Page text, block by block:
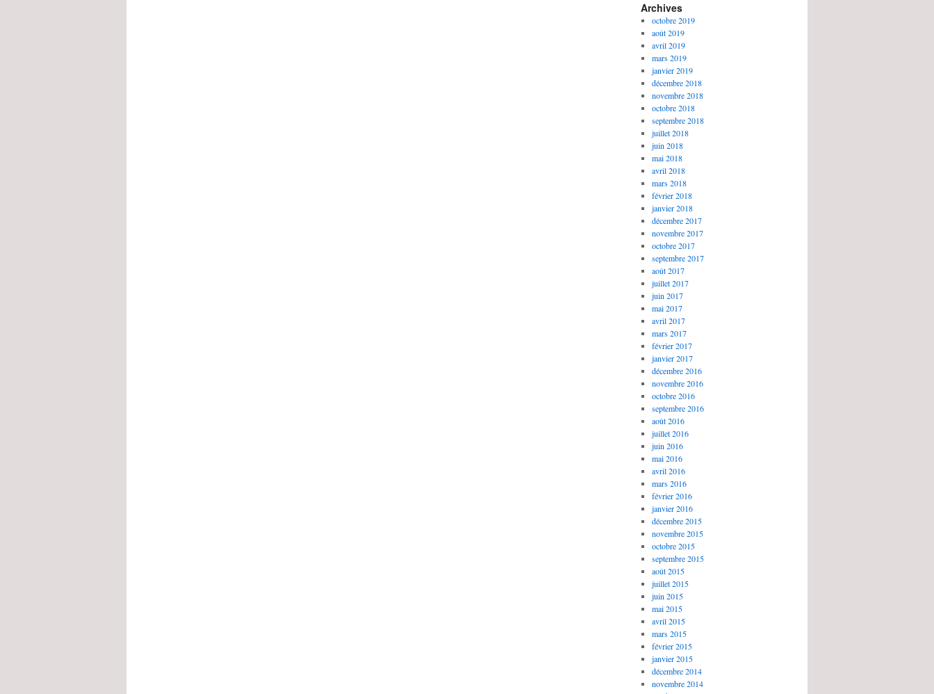
Archives
octobre 2019
août 2019
avril 2019
mars 2019
janvier 2019
décembre 2018
novembre 2018
octobre 2018
septembre 2018
juillet 2018
juin 2018
mai 2018
avril 2018
mars 2018
février 2018
janvier 2018
décembre 2017
novembre 2017
octobre 2017
septembre 2017
août 2017
juillet 2017
juin 2017
mai 2017
avril 2017
mars 2017
février 2017
janvier 2017
décembre 2016
novembre 2016
octobre 2016
septembre 2016
août 2016
juillet 2016
juin 2016
mai 2016
avril 2016
mars 2016
février 2016
janvier 2016
décembre 2015
novembre 2015
octobre 2015
septembre 2015
août 2015
juillet 2015
juin 2015
mai 2015
avril 2015
mars 2015
février 2015
janvier 2015
décembre 2014
novembre 2014